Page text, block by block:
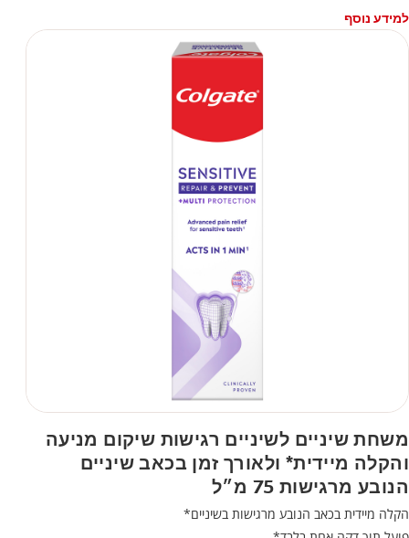
למידע נוסף
משחת שיניים לשיניים רגישות שיקום מניעה
והקלה מיידית* ולאורך זמן בכאב שיניים
הנובע מרגישות 75 מ״ל
הקלה מיידית בכאב הנובע מרגישות בשיניים*